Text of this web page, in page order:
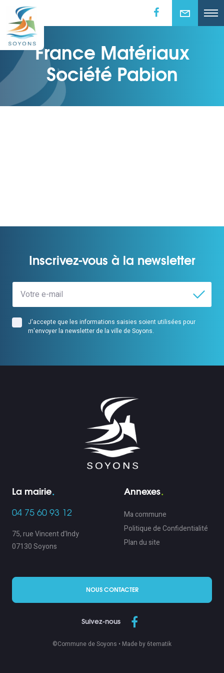
France Matériaux
Société Pabion
Inscrivez-vous à la newsletter
J'accepte que les informations saisies soient utilisées pour
m'envoyer la newsletter de la ville de Soyons.
La mairie
04 75 60 93 12
75, rue Vincent d’Indy
07130 Soyons
Annexes
Ma commune
Politique de Confidentialité
Plan du site
NOUS CONTACTER
Suivez-nous
©Commune de Soyons • Made by 6tematik